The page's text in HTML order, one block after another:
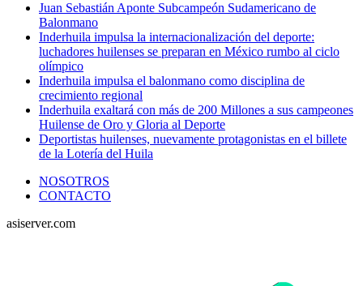
Juan Sebastián Aponte Subcampeón Sudamericano de
Balonmano
Inderhuila impulsa la internacionalización del deporte:
luchadores huilenses se preparan en México rumbo al ciclo
olímpico
Inderhuila impulsa el balonmano como disciplina de
crecimiento regional
Inderhuila exaltará con más de 200 Millones a sus campeones
Huilense de Oro y Gloria al Deporte
Deportistas huilenses, nuevamente protagonistas en el billete
de la Lotería del Huila
NOSOTROS
CONTACTO
asiserver.com